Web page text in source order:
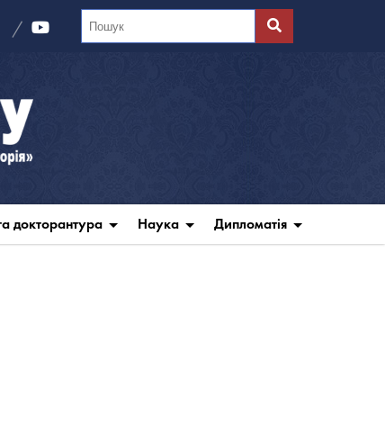
докторантура Наука Дипломатія